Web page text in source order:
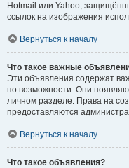
Hotmail или Yahoo,
ссылок на изображения
Вернуться к началу
Что такое важные
Эти объявления содержат
по возможности. Они
личном разделе. Права на
предоставляются
Вернуться к началу
Что такое объявления?